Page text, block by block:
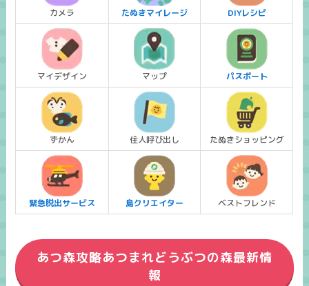
カメラ たぬきマイレージ DIYレシピ
マイデザイン マップ パスポート
ずかん 住人呼び出し たぬきショッピング
緊急脱出サービス 島クリエイター ベストフレンド
あつ森攻略あつまれどうぶつの森最新情
報